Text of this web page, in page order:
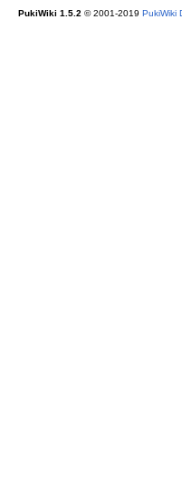
PukiWiki 1.5.2© 2001-2019 PukiWiki